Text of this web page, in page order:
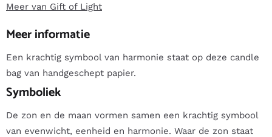
Meer van Gift of Light
Meer informatie
Een krachtig symbool van harmonie staat op deze candle
bag van handgeschept papier.
Symboliek
De zon en de maan vormen samen een krachtig symbool
van evenwicht, eenheid en harmonie. Waar de zon staat